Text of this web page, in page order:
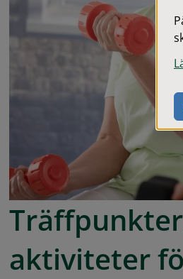
aktiviteter